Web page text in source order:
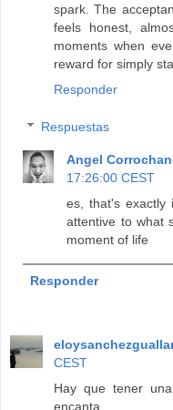
spark. The
feels honest,
moments when
reward for simply
Responder
Respuestas
Angel
17:26:00 CEST
es, that's exactly
attentive to what
moment of life
Responder
CEST
Hay que tener
encanta.